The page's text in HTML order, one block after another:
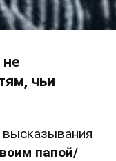
чьи
высказывания
папой/